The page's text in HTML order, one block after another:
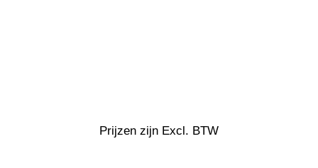
Prijzen zijn Excl. BTW